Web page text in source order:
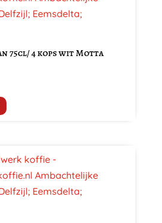
75cl/ 4 kops wit Motta